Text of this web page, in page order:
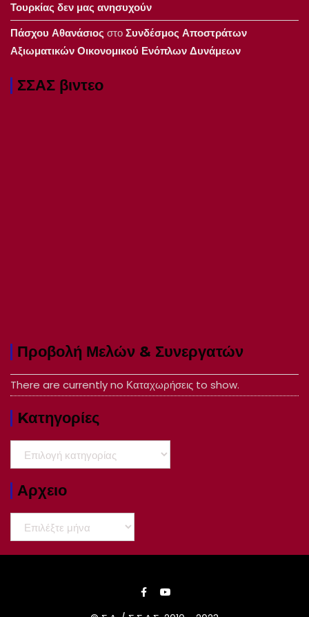
Τουρκίας δεν μας ανησυχούν
Πάσχου Αθανάσιος στοΣυνδέσμος Αποστράτων
Αξιωματικών Οικονομικού Ενόπλων Δυνάμεων
ΣΣΑΣ βιντεο
Προβολή Μελών & Συνεργατών
There are currently no Καταχωρήσεις to show.
Kατηγορίες
Kατηγορίες
Αρχειο
Αρχειο